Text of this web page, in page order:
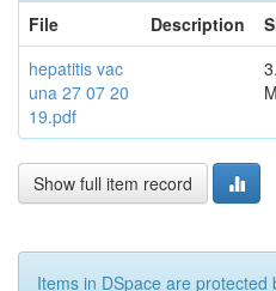
File
Description
hepatitis vac
una 27 07 20
19.pdf
Show full item record
Items in DSpace are